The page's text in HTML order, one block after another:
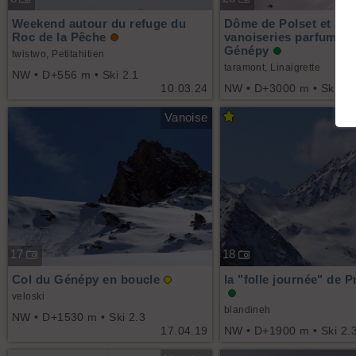
10.03.24
Weekend autour du refuge du
Roc de la Pêche
twistwo, Petitahitien
NW • D+556 m • Ski 2.1
Dôme de Polset et
vanoiseries
Génépy
taramont, Linaigrette
NW • D+3000 m • Ski 2.3
Vanoise
17
17.04.19
Col du Génépy en boucle
veloski
NW • D+1530 m • Ski 2.3
18
la "folle journée" de
blandineh
NW • D+1900 m • Ski 2.3